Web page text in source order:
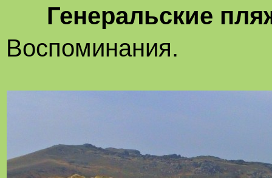
Генеральские
Воспоминания.